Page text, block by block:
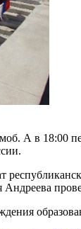
А в 18:00